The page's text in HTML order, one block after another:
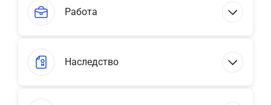
Работа
Наследство